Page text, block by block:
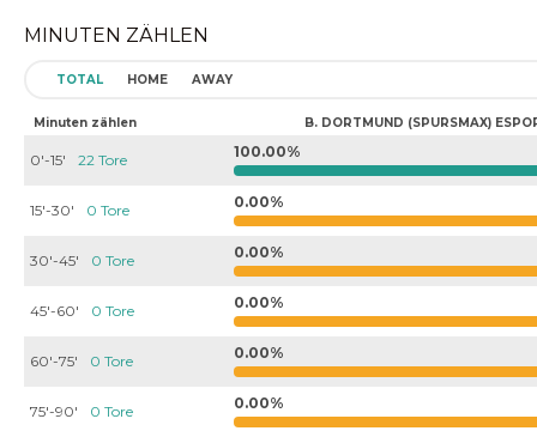
MINUTEN ZÄHLEN
TOTAL HOME AWAY
Minuten zählen B. DORTMUND (SPURSMAX)
0'-15' 22 Tore 100.00%
15'-30' 0 Tore 0.00%
30'-45' 0 Tore 0.00%
45'-60' 0 Tore 0.00%
60'-75' 0 Tore 0.00%
75'-90' 0 Tore 0.00%